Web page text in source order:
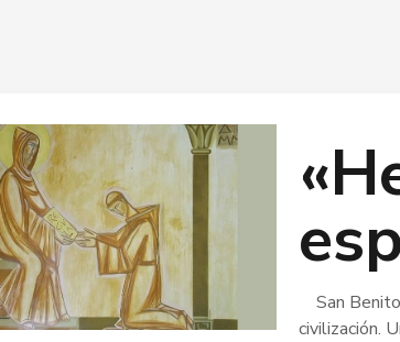
San
civilización.